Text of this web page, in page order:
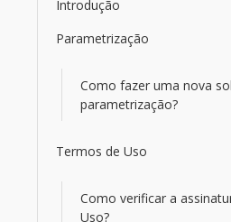
Introdução
Parametrização
Como fazer uma nova
parametrização?
Termos de Uso
Como verificar a
Uso?